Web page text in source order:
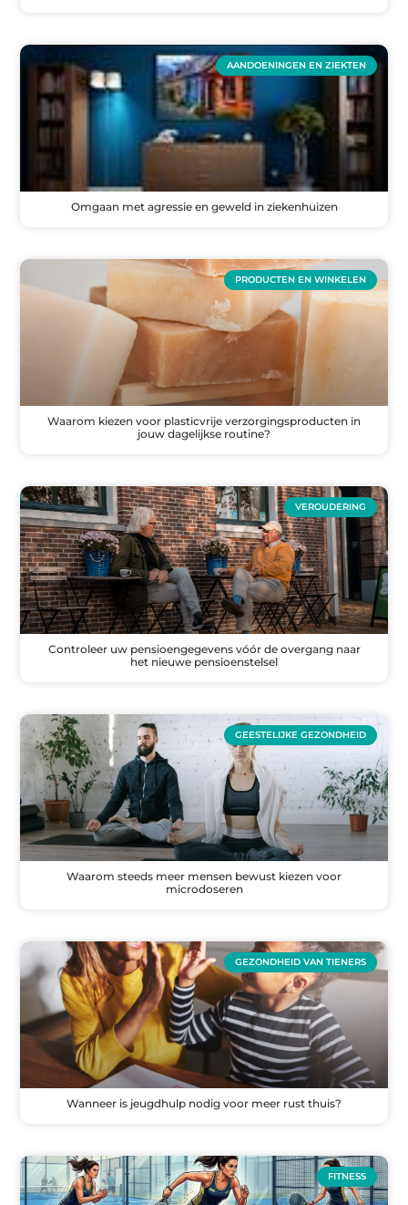
AANDOENINGEN EN ZIEKTEN
Omgaan met agressie en geweld in ziekenhuizen
PRODUCTEN EN WINKELEN
Waarom kiezen voor plasticvrije verzorgingsproducten in
jouw dagelijkse routine?
VEROUDERING
Controleer uw pensioengegevens vóór de overgang naar
het nieuwe pensioenstelsel
GEESTELIJKE GEZONDHEID
Waarom steeds meer mensen bewust kiezen voor
microdoseren
GEZONDHEID VAN TIENERS
Wanneer is jeugdhulp nodig voor meer rust thuis?
FITNESS